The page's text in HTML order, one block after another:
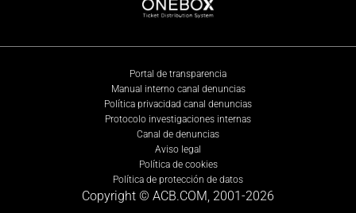
Portal de transparencia
Manual interno canal denuncias
Política privacidad canal denuncias
Protocolo investigaciones internas
Canal de denuncias
Aviso legal
Política de cookies
Política de protección de datos
Copyright © ACB.COM, 2001-2026